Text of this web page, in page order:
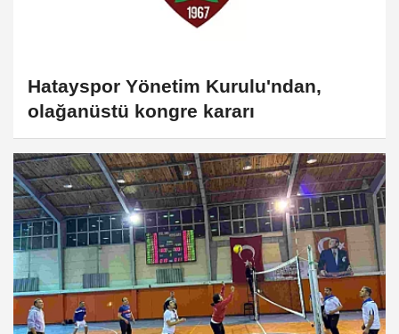
Hatayspor Yönetim Kurulu'ndan,
olağanüstü kongre kararı